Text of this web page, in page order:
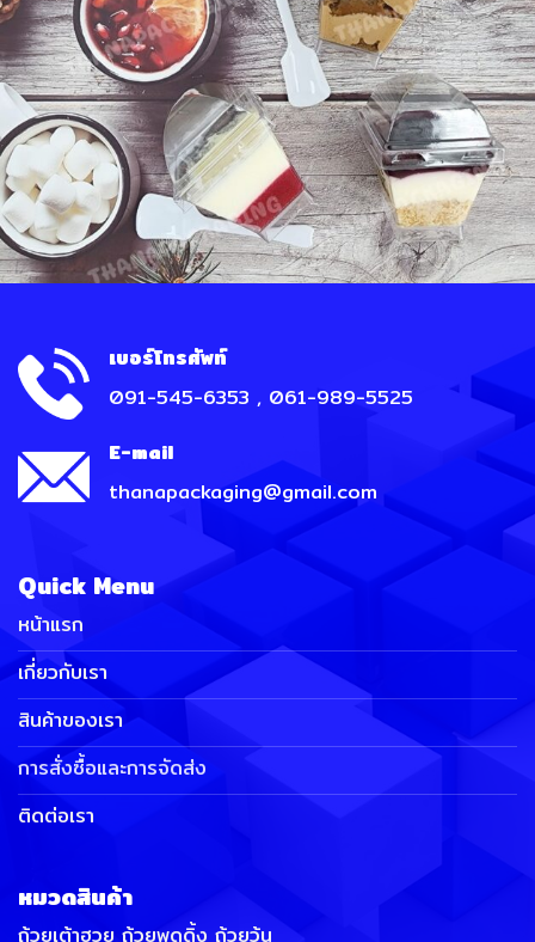
เบอร์โทรศัพท์
091-545-6353 , 061-989-5525
E-mail
thanapackaging@gmail.com
Quick Menu
หน้าแรก
เกี่ยวกับเรา
สินค้าของเรา
การสั่งซื้อและการจัดส่ง
ติดต่อเรา
หมวดสินค้า
ถ้วยเต้าฮวย ถ้วยพุดดิ้ง ถ้วยวุ้น